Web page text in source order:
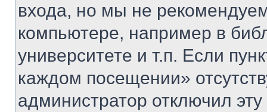
входа, но мы не
компьютере, например в
университете и т.п. Если
каждом посещении»
администратор отключил